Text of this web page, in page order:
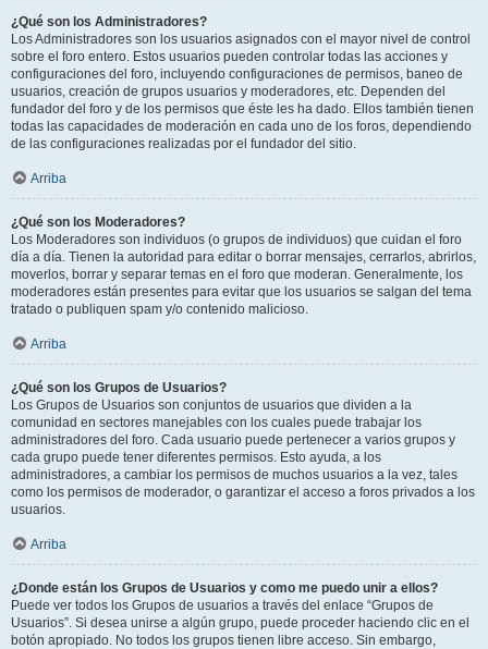
¿Qué son los Administradores?
Los Administradores son los usuarios asignados con el mayor nivel de control
sobre el foro entero. Estos usuarios pueden controlar todas las acciones y
configuraciones del foro, incluyendo configuraciones de permisos, baneo de
usuarios, creación de grupos usuarios y moderadores, etc. Dependen del
fundador del foro y de los permisos que éste les ha dado. Ellos también tienen
todas las capacidades de moderación en cada uno de los foros, dependiendo
de las configuraciones realizadas por el fundador del sitio.
Arriba
¿Qué son los Moderadores?
Los Moderadores son individuos (o grupos de individuos) que cuidan el foro
día a día. Tienen la autoridad para editar o borrar mensajes, cerrarlos, abrirlos,
moverlos, borrar y separar temas en el foro que moderan. Generalmente, los
moderadores están presentes para evitar que los usuarios se salgan del tema
tratado o publiquen spam y/o contenido malicioso.
Arriba
¿Qué son los Grupos de Usuarios?
Los Grupos de Usuarios son conjuntos de usuarios que dividen a la
comunidad en sectores manejables con los cuales puede trabajar los
administradores del foro. Cada usuario puede pertenecer a varios grupos y
cada grupo puede tener diferentes permisos. Esto ayuda, a los
administradores, a cambiar los permisos de muchos usuarios a la vez, tales
como los permisos de moderador, o garantizar el acceso a foros privados a los
usuarios.
Arriba
¿Donde están los Grupos de Usuarios y como me puedo unir a ellos?
Puede ver todos los Grupos de usuarios a través del enlace “Grupos de
Usuarios”. Si desea unirse a algún grupo, puede proceder haciendo clic en el
botón apropiado. No todos los grupos tienen libre acceso. Sin embargo,